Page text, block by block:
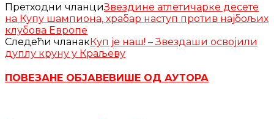
Претходни чланциЗвездине атлетичарке десете
на Купу шампиона, храбар наступ против најбољих
клубова Европе
Следећи чланакКуп је наш! – Звездаши освојили
дуплу круну у Краљеву
ПОВЕЗАНЕ ОБЈАВЕВИШЕ ОД АУТОРА